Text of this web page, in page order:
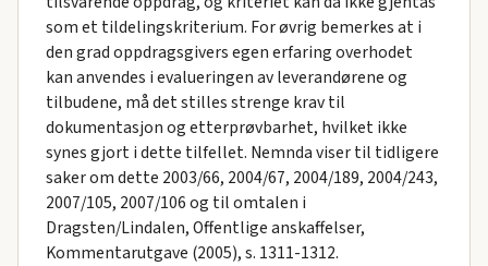
som et tildelingskriterium. For øvrig bemerkes at i
den grad oppdragsgivers egen erfaring overhodet
kan anvendes i evalueringen av leverandørene og
tilbudene, må det stilles strenge krav til
dokumentasjon og etterprøvbarhet, hvilket ikke
synes gjort i dette tilfellet. Nemnda viser til tidligere
saker om dette 2003/66, 2004/67, 2004/189, 2004/243,
2007/105, 2007/106 og til omtalen i
Dragsten/Lindalen, Offentlige anskaffelser,
Kommentarutgave (2005), s. 1311-1312.